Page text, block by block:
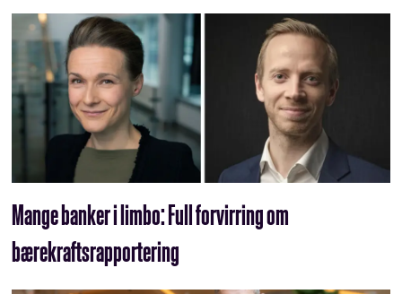
Mange banker i limbo: Full forvirring om
bærekraftsrapportering